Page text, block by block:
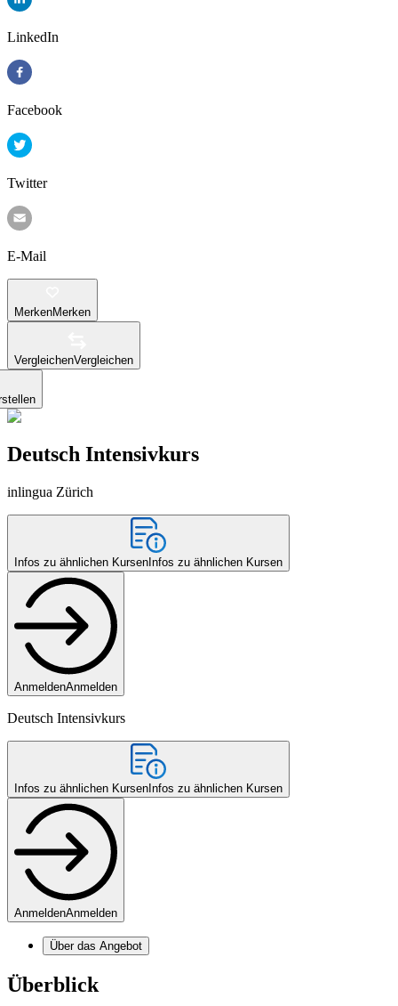
LinkedIn
Facebook
Twitter
E-Mail
MerkenMerken
VergleichenVergleichen
Deutsch Intensivkurs
inlingua Zürich
Infos zu ähnlichen Kursen Infos zu ähnlichen Kursen
AnmeldenAnmelden
Deutsch Intensivkurs
Infos zu ähnlichen Kursen Infos zu ähnlichen Kursen
AnmeldenAnmelden
Über das Angebot
Überblick